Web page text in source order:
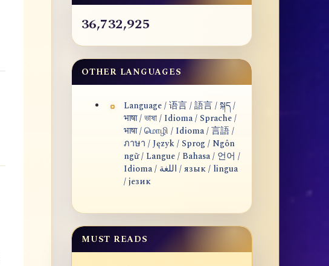
36,732,925
OTHER LANGUAGES
Language / 语言 / 語言 / སྐད /
भाषा / ভাষা / Idioma / Sprache /
भाषा / மொழி / Idioma / 言語 /
ภาษา / Język / Sprog / Ngôn
ngữ / Langue / Bahasa / 언어 /
Idioma / اللغة / язык / lingua
/ језик
MUST READS